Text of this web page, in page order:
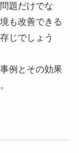
題だけでな
も改善できる
じでしょう
例とその効果